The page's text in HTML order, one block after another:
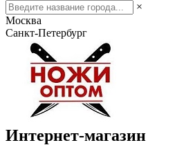
×
Москва
Санкт-Петербург
Интернет-магазин